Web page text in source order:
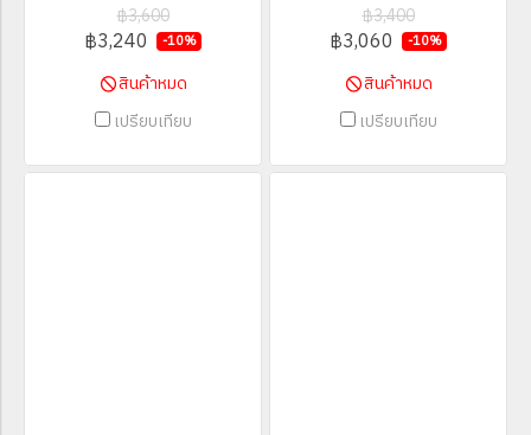
฿3,600
฿3,240 -10%
สินค้าหมด
เปรียบเทียบ
฿3,400
฿3,060 -10%
สินค้าหมด
เปรียบเทียบ